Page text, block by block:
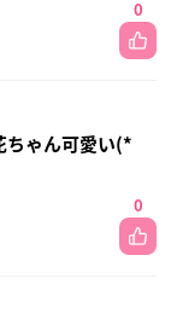
0
ちゃん可愛い(*
0